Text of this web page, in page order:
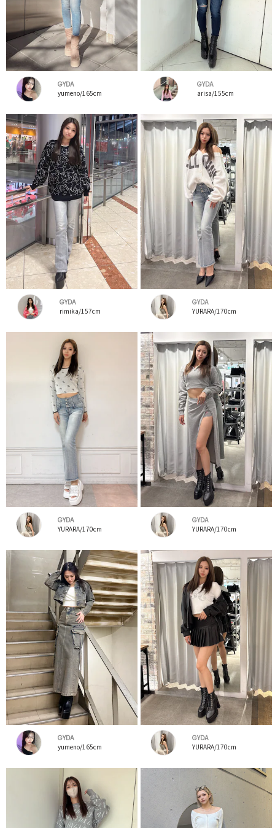
GYDA
yumeno/165cm
GYDA
arisa/155cm
GYDA
rimika/157cm
GYDA
YURARA/170cm
GYDA
YURARA/170cm
GYDA
YURARA/170cm
GYDA
yumeno/165cm
GYDA
YURARA/170cm